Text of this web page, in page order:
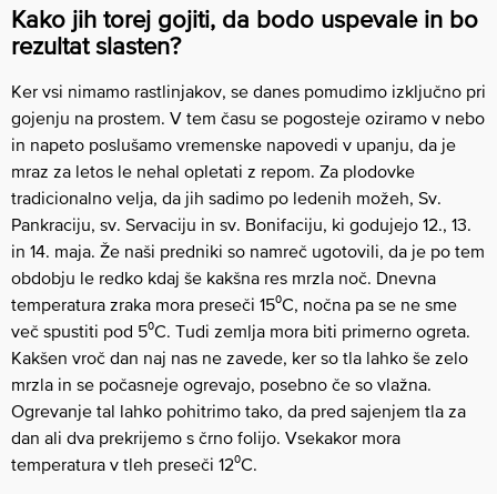
Kako jih torej gojiti, da bodo uspevale in bo
rezultat slasten?
Ker vsi nimamo rastlinjakov, se danes pomudimo izključno pri
gojenju na prostem. V tem času se pogosteje oziramo v nebo
in napeto poslušamo vremenske napovedi v upanju, da je
mraz za letos le nehal opletati z repom. Za plodovke
tradicionalno velja, da jih sadimo po ledenih možeh, Sv.
Pankraciju, sv. Servaciju in sv. Bonifaciju, ki godujejo 12., 13.
in 14. maja. Že naši predniki so namreč ugotovili, da je po tem
obdobju le redko kdaj še kakšna res mrzla noč. Dnevna
temperatura zraka mora preseči 15⁰C, nočna pa se ne sme
več spustiti pod 5⁰C. Tudi zemlja mora biti primerno ogreta.
Kakšen vroč dan naj nas ne zavede, ker so tla lahko še zelo
mrzla in se počasneje ogrevajo, posebno če so vlažna.
Ogrevanje tal lahko pohitrimo tako, da pred sajenjem tla za
dan ali dva prekrijemo s črno folijo. Vsekakor mora
temperatura v tleh preseči 12⁰C.